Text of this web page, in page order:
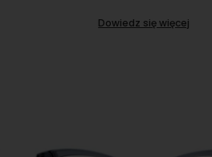
Dowiedz się więcej